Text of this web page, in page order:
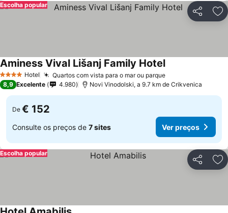
Partilhar
Escolha popular
4 EstrelasHotel Quartos com vista para o mar ou parque
Aminess Vival Lišanj Family Hotel
8,9 Excelente 4.980 Novi Vinodolski, a 9.7 km de Crikvenica
De € 152
Consulte os preços de 7 sites Ver preços
Partilhar
Escolha popular